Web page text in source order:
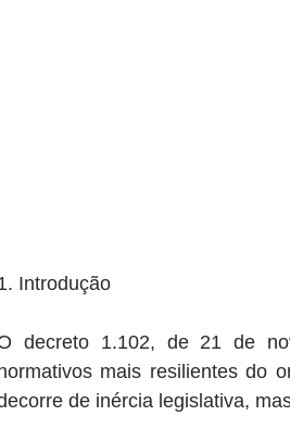
Introdução
decreto 1.102, de 21 de
mais resilientes do
de inércia legislativa,